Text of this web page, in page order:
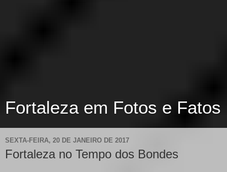
Fortaleza em Fotos e Fatos
SEXTA-FEIRA, 20 DE JANEIRO DE 2017
Fortaleza no Tempo dos Bondes